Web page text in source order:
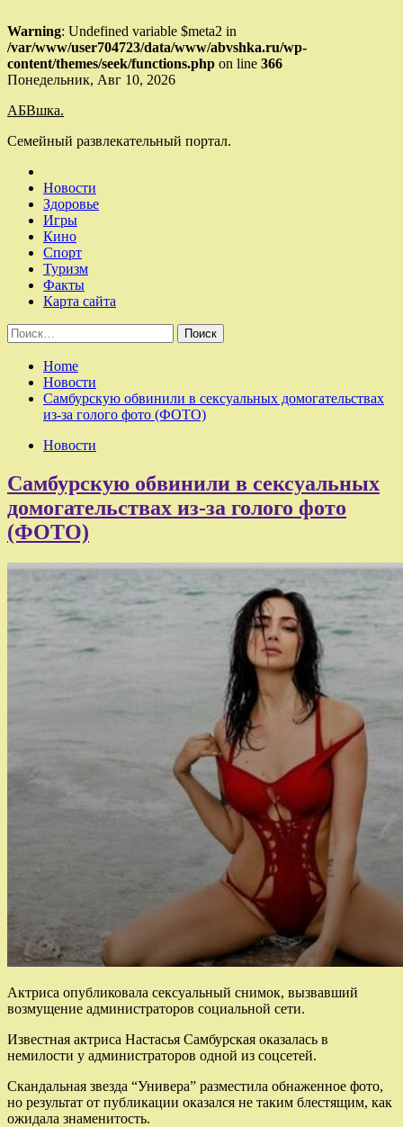
Warning: Undefined variable $meta2 in
/var/www/user704723/data/www/abvshka.ru/wp-
content/themes/seek/functions.php on line 366
Skip
content
Понедельник, Авг 10, 2026
АБВшка.
Семейный развлекательный портал.
Новости
Здоровье
Игры
Кино
Спорт
Туризм
Факты
Карта сайта
Найти:
Home
Новости
Самбурскую обвинили в сексуальных домогательствах
из-за голого фото (ФОТО)
Новости
Самбурскую обвинили в сексуальных
домогательствах из-за голого фото
(ФОТО)
Актриса опубликовала сексуальный снимок, вызвавший
возмущение администраторов социальной сети.
Известная актриса Настасья Самбурская оказалась в
немилости у администраторов одной из соцсетей.
Скандальная звезда “Универа” разместила обнаженное фото,
но результат от публикации оказался не таким блестящим, как
ожидала знаменитость.